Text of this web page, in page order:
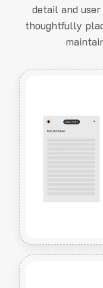
detail and
thoughtfully